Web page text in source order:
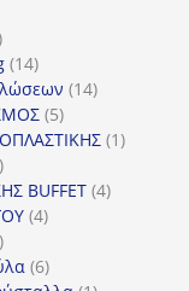
1414
προϊόντα
1414
55
προϊόντα
11
1
BUFFET 44
44
11
66